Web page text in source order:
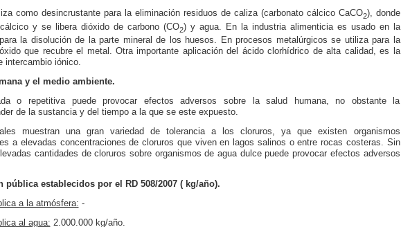
como desincrustante para la eliminación residuos de caliza (carbonato cálcico CaCO2), donde
y se libera dióxido de carbono (CO2) y agua. En la industria alimenticia es usado en la
la disolución de la parte mineral de los huesos. En procesos metalúrgicos se utiliza para la
que recubre el metal. Otra importante aplicación del ácido clorhídrico de alta calidad, es la
intercambio iónico.
y el medio ambiente.
o repetitiva puede provocar efectos adversos sobre la salud humana, no obstante la
de la sustancia y del tiempo a la que se este expuesto.
muestran una gran variedad de tolerancia a los cloruros, ya que existen organismos
a elevadas concentraciones de cloruros que viven en lagos salinos o entre rocas costeras. Sin
cantidades de cloruros sobre organismos de agua dulce puede provocar efectos adversos
establecidos por el RD 508/2007 ( kg/año).
a la atmósfera: -
al agua: 2.000.000 kg/año.